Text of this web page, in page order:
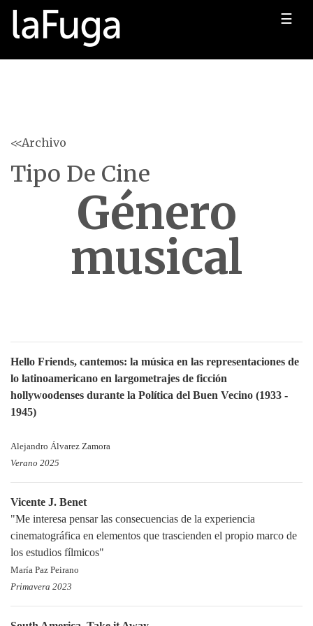
☰
<<Archivo
Tipo De Cine
Género
musical
Hello Friends, cantemos: la música en las representaciones de
lo latinoamericano en largometrajes de ficción
hollywoodenses durante la Política del Buen Vecino (1933 -
1945)
Alejandro Álvarez Zamora
Verano 2025
Vicente J. Benet
"Me interesa pensar las consecuencias de la experiencia
cinematográfica en elementos que trascienden el propio marco de
los estudios fílmicos"
María Paz Peirano
Primavera 2023